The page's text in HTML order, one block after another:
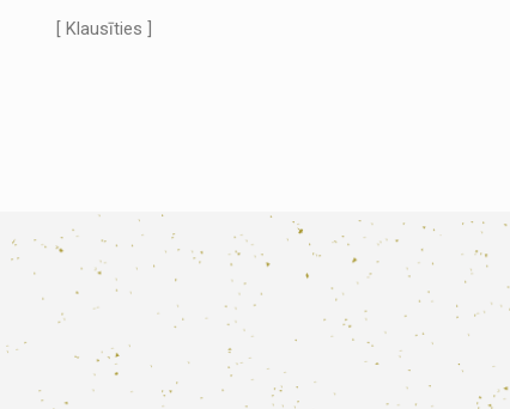
[ Klausīties ]